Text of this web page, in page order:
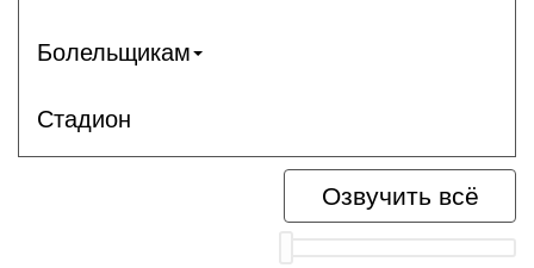
Болельщикам
Стадион
Озвучить всё